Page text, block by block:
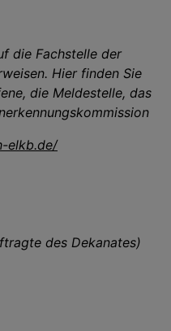
die Fachstelle der
Hier finden Sie
die Meldestelle, das
elkb.de/
des Dekanates)